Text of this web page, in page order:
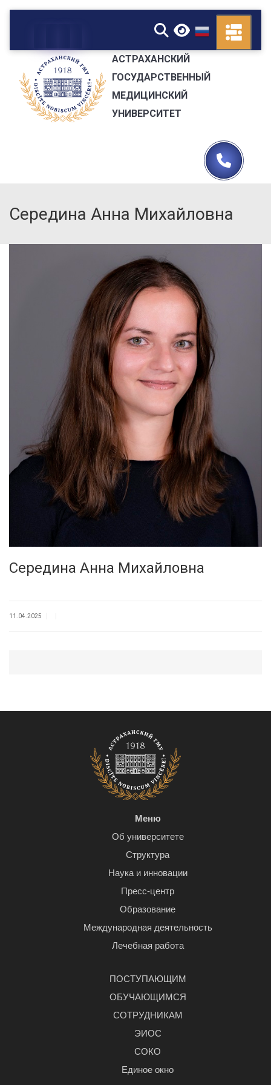
▼
АСТРАХАНСКИЙ
ГОСУДАРСТВЕННЫЙ
МЕДИЦИНСКИЙ
УНИВЕРСИТЕТ
Середина Анна Михайловна
Середина Анна Михайловна
11.04.2025
Меню
Об университете
Структура
Наука и инновации
Пресс-центр
Образование
Международная деятельность
Лечебная работа
ПОСТУПАЮЩИМ
ОБУЧАЮЩИМСЯ
СОТРУДНИКАМ
ЭИОС
СОКО
Единое окно